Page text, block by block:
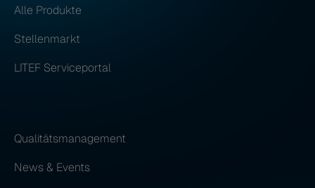
Alle Produkte
Stellenmarkt
LITEF Serviceportal
Qualitätsmanagement
News & Events